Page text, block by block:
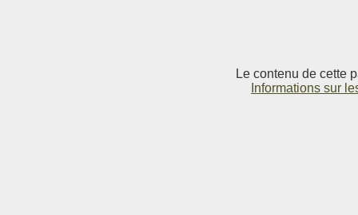
Le contenu de cette
Informations sur